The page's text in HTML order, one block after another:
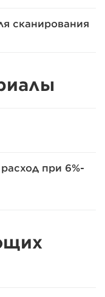
сканирования
при 6%-